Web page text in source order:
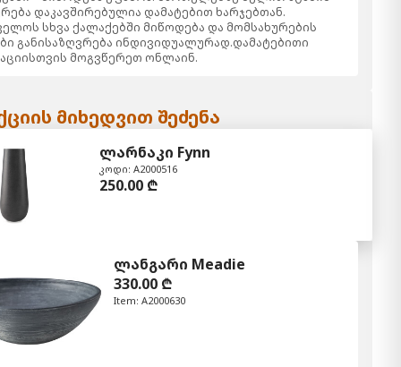
დაკავშირებულია დამატებით ხარჯებთან.
სხვა ქალაქებში მიწოდება და მომსახურების
განისაზღვრება ინდივიდუალურად.დამატებითი
მოგვწერეთ ონლაინ.
მიხედვით შეძენა
ლარნაკი Fynn
კოდი: A2000516
250.00 ₾
ლანგარი Meadie
330.00 ₾
Item: A2000630